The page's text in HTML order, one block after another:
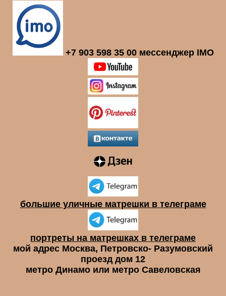
+7 903 598 35 00 мессенджер IMO
большие уличные матрешки в телеграме
портреты на матрешках в телеграме
мой адрес Москва, Петровско- Разумовский
проезд дом 12
метро Динамо или метро Савеловская